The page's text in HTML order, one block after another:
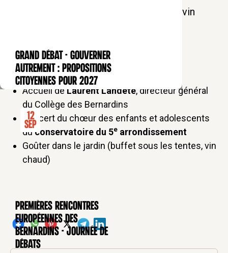
CONFÉRENCE
GRAND DÉBAT - Gouverner
autrement : propositions
citoyennes pour 2027
CONFÉRENCE
12
Sep
Premières rencontres
européennes des
Bernardins - Journée de
débats
conservatoire du 5e seront suivis d’un vin
Bernardins.
Programme :
Accueil de Laurent Landete, directeur général
du Collège des Bernardins
Concert du chœur des enfants et adolescents
du conservatoire du 5e arrondissement
Goûter dans le jardin (buffet sous les tentes, vin
chaud)